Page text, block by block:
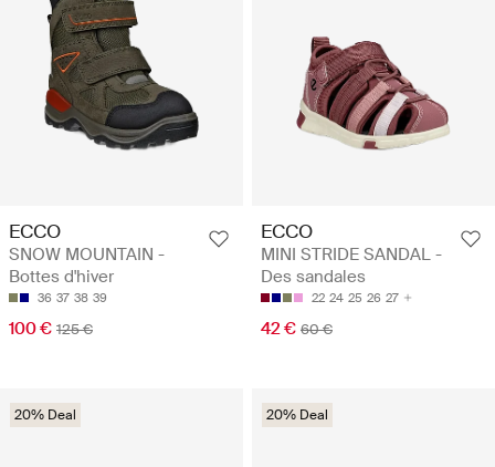
ECCO
SNOW MOUNTAIN -
Bottes d'hiver
36 37 38 39
100 € 125 €
ECCO
MINI STRIDE SANDAL -
Des sandales
22 24 25 26 27
42 € 60 €
20% Deal 20% Deal